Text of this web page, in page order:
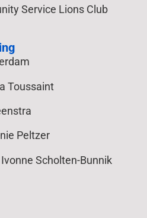
Service Lions Club
Toussaint
Peltzer
Scholten-Bunnik